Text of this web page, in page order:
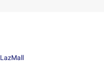
LazMall